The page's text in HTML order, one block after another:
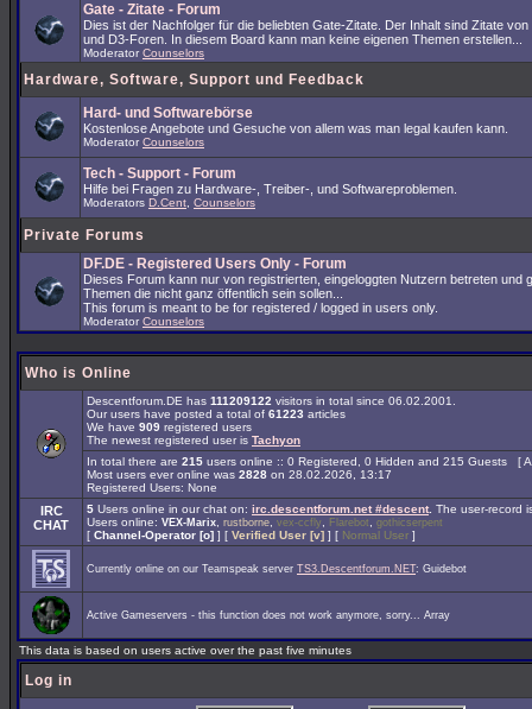
Gate - Zitate - Forum
Dies ist der Nachfolger für die beliebten Gate-Zitate. Der Inhalt sind Zitate
und D3-Foren. In diesem Board kann man keine eigenen Themen erstellen...
Moderator Counselors
Hardware, Software, Support und Feedback
Hard- und Softwarebörse
Kostenlose Angebote und Gesuche von allem was man legal kaufen kann.
Moderator Counselors
Tech - Support - Forum
Hilfe bei Fragen zu Hardware-, Treiber-, und Softwareproblemen.
Moderators D.Cent Counselors
Private Forums
DF.DE - Registered Users Only - Forum
Dieses Forum kann nur von registrierten, eingeloggten Nutzern betreten und
Themen die nicht ganz öffentlich sein sollen...
This forum is meant to be for registered / logged in users only.
Moderator Counselors
Who is Online
Descentforum.DE has 111209122 visitors in total since 06.02.2001.
Our users have posted a total of 61223 articles
We have 909 registered users
The newest registered user is Tachyon
In total there are 215 users online :: 0 Registered, 0 Hidden and 215 Guests [
Most users ever online was 2828 on 28.02.2026, 13:17
Registered Users: None
IRC
CHAT
5 Users online in our chat on: irc.descentforum.net #descent. The user-record
Users online: VEX-Marix rustborne vex-ccfly Flarebot gothicserpent
[ Channel-Operator [o] ] [ Verified User [v] ] [ Normal User ]
Currently online on our Teamspeak server TS3.Descentforum.NET: Guidebot
Active Gameservers - this function does not work anymore, sorry... Array
This data is based on users active over the past five minutes
Log in